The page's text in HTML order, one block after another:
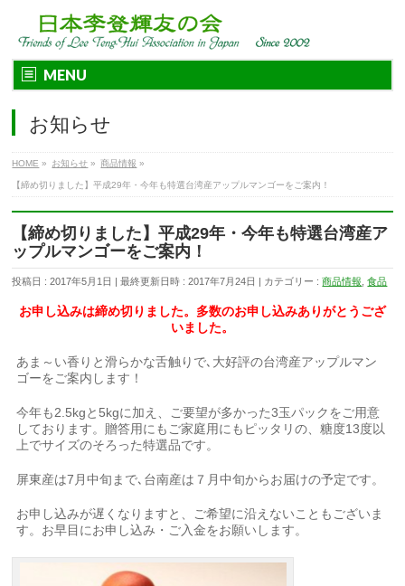
MENU
お知らせ
HOME » お知らせ » 商品情報 »
【締め切りました】平成29年・今年も特選台湾産アップルマンゴーをご案内！
【締め切りました】平成29年・今年も特選台湾産ア
ップルマンゴーをご案内！
投稿日 : 2017年5月1日 最終更新日時 : 2017年7月24日 カテゴリー :商品情報 ,食品
お申し込みは締め切りました。多数のお申し込みありがとうござ
いました。
あま～い香りと滑らかな舌触りで､大好評の台湾産アップルマン
ゴーをご案内します！
今年も2.5kgと5kgに加え、ご要望が多かった3玉パックをご用意
しております。 贈答用にもご家庭用にもピッタリの、糖度13度以
上でサイズのそろった特選品です。
屏東産は7月中旬まで､台南産は７月中旬からお届けの予定です。
お申し込みが遅くなりますと、ご希望に沿えないこともございま
す。お早目にお申し込み・ご入金をお願いします。